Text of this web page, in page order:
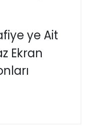
ye Ait
Ekran